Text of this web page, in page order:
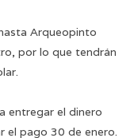
Arqueopinto
por lo que tendrán
entregar el dinero
el pago 30 de enero.